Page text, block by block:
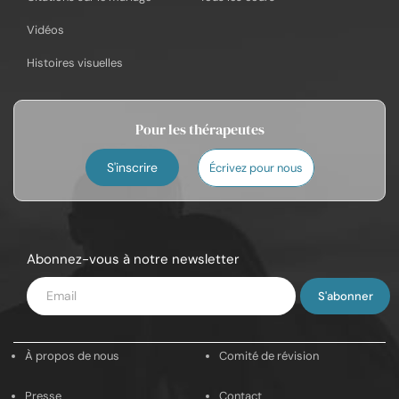
Vidéos
Histoires visuelles
Pour les thérapeutes
S'inscrire Écrivez pour nous
Abonnez-vous à notre newsletter
Saisissez
votre
mail
À propos de nous Comité de révision
Presse Contact